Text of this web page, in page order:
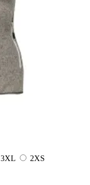
3XL
2XS